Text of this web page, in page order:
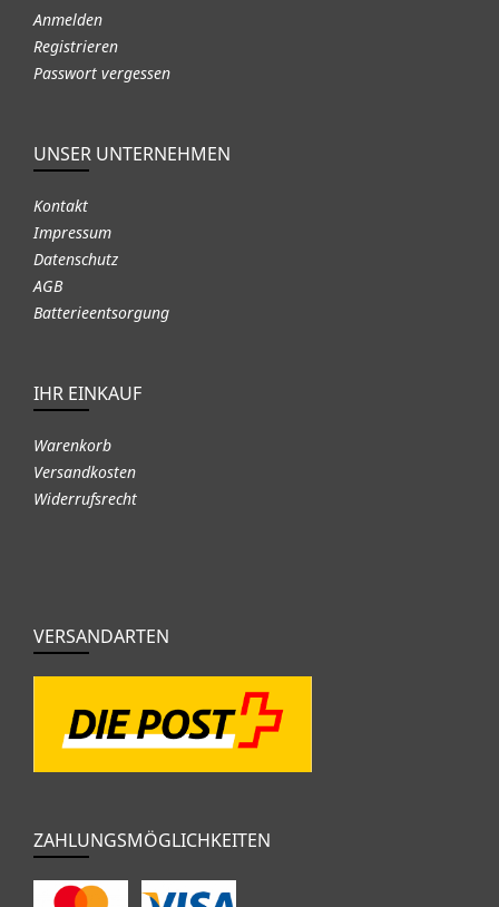
Anmelden
Registrieren
Passwort vergessen
UNSER UNTERNEHMEN
Kontakt
Impressum
Datenschutz
AGB
Batterieentsorgung
IHR EINKAUF
Warenkorb
Versandkosten
Widerrufsrecht
VERSANDARTEN
ZAHLUNGSMÖGLICHKEITEN